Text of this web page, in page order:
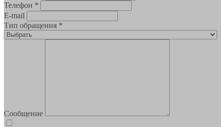
Телефон *
E-mail
Тип обращения *
Сообщение